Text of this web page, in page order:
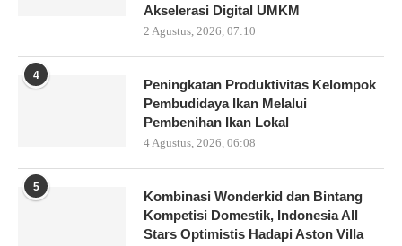
Akselerasi Digital UMKM
2 Agustus, 2026, 07:10
4
Peningkatan Produktivitas Kelompok
Pembudidaya Ikan Melalui
Pembenihan Ikan Lokal
4 Agustus, 2026, 06:08
5
Kombinasi Wonderkid dan Bintang
Kompetisi Domestik, Indonesia All
Stars Optimistis Hadapi Aston Villa